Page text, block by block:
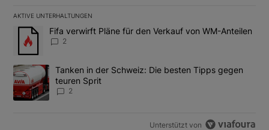
AKTIVE UNTERHALTUNGEN
Das Folgende ist eine Liste der am meisten kommentierten
Ein Trendartikel mit dem Titel "Fifa verwirft Pläne für den
Fifa verwirft Pläne für den Verkauf von WM-Anteilen
2
Ein Trendartikel mit dem Titel "Tanken in der Schweiz: Die
Tanken in der Schweiz: Die besten Tipps gegen
teuren Sprit
2
Unterstützt von